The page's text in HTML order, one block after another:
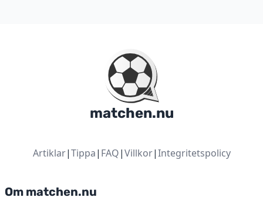
matchen.nu
Artiklar|Tippa| FAQ|Villkor|Integritetspolicy
Om matchen.nu